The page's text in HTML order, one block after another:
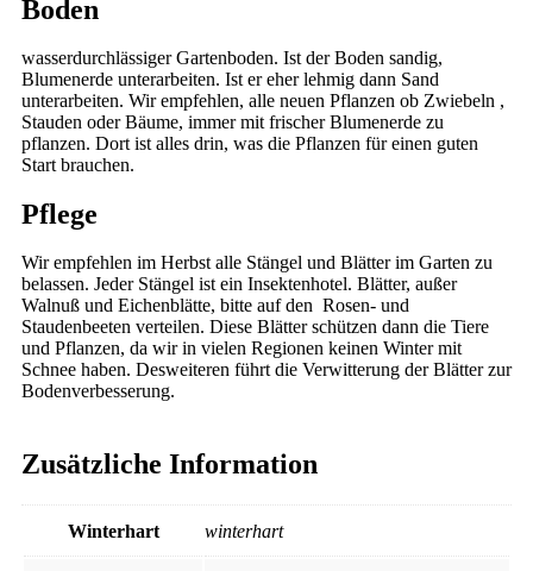
Boden
wasserdurchlässiger Gartenboden. Ist der Boden sandig,
Blumenerde unterarbeiten. Ist er eher lehmig dann Sand
unterarbeiten. Wir empfehlen, alle neuen Pflanzen ob Zwiebeln ,
Stauden oder Bäume, immer mit frischer Blumenerde zu
pflanzen. Dort ist alles drin, was die Pflanzen für einen guten
Start brauchen.
Pflege
Wir empfehlen im Herbst alle Stängel und Blätter im Garten zu
belassen. Jeder Stängel ist ein Insektenhotel. Blätter, außer
Walnuß und Eichenblätte, bitte auf den Rosen- und
Staudenbeeten verteilen. Diese Blätter schützen dann die Tiere
und Pflanzen, da wir in vielen Regionen keinen Winter mit
Schnee haben. Desweiteren führt die Verwitterung der Blätter zur
Bodenverbesserung.
Zusätzliche Information
Winterhart winterhart